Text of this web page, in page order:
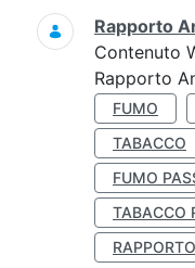
Ricerca
Rapporto
Contenuto
Rapporto
FUMO
TABACCO
FUMO
TABACCO